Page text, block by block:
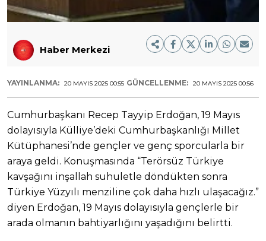
Haber Merkezi
YAYINLANMA: 20 MAYIS 2025 00:55 GÜNCELLENME: 20 MAYIS 2025 00:56
Cumhurbaşkanı Recep Tayyip Erdoğan, 19 Mayıs
dolayısıyla Külliye’deki Cumhurbaşkanlığı Millet
Kütüphanesi’nde gençler ve genç sporcularla bir
araya geldi. Konuşmasında “Terörsüz Türkiye
kavşağını inşallah suhuletle döndükten sonra
Türkiye Yüzyılı menziline çok daha hızlı ulaşacağız.”
diyen Erdoğan, 19 Mayıs dolayısıyla gençlerle bir
arada olmanın bahtiyarlığını yaşadığını belirtti.